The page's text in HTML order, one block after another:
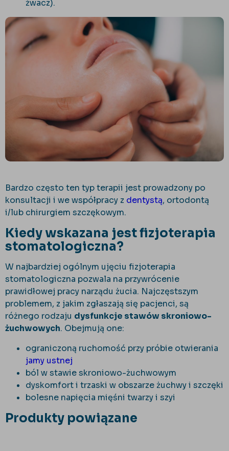
żwacz).
Bardzo często ten typ terapii jest prowadzony po
konsultacji i we współpracy z dentystą, ortodontą
i/lub chirurgiem szczękowym.
Kiedy wskazana jest fizjoterapia
stomatologiczna?
W najbardziej ogólnym ujęciu fizjoterapia
stomatologiczna pozwala na przywrócenie
prawidłowej pracy narządu żucia. Najczęstszym
problemem, z jakim zgłaszają się pacjenci, są
różnego rodzaju dysfunkcje stawów skroniowo-
żuchwowych. Obejmują one:
ograniczoną ruchomość przy próbie otwierania
jamy ustnej
ból w stawie skroniowo-żuchwowym
dyskomfort i trzaski w obszarze żuchwy i szczęki
bolesne napięcia mięśni twarzy i szyi
Produkty powiązane